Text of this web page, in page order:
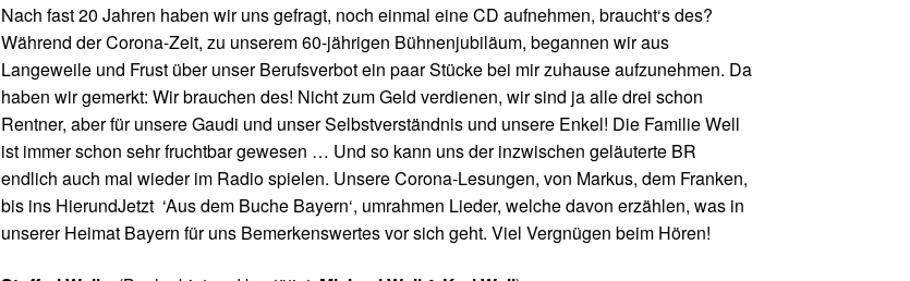
Nach fast 20 Jahren haben wir uns gefragt, noch einmal eine CD aufnehmen, braucht‘s des?
Während der Corona-Zeit, zu unserem 60-jährigen Bühnenjubiläum, begannen wir aus
Langeweile und Frust über unser Berufsverbot ein paar Stücke bei mir zuhause aufzu­nehmen. Da
haben wir gemerkt: Wir brauchen des! Nicht zum Geld verdienen, wir sind ja alle drei schon
Rentner, aber für unsere Gaudi und unser Selbstverständnis und unsere Enkel! Die Familie Well
ist immer schon sehr fruchtbar gewesen … Und so kann uns der inzwischen geläuterte BR
endlich auch mal wieder im Radio spielen. Unsere Corona-Lesungen, von Markus, dem Franken,
bis ins HierundJetzt ‘Aus dem Buche Bayern‘, umrahmen Lieder, welche davon erzählen, was in
unserer Heimat Bayern für uns Bemerkenswertes vor sich geht. Viel Vergnügen beim Hören!